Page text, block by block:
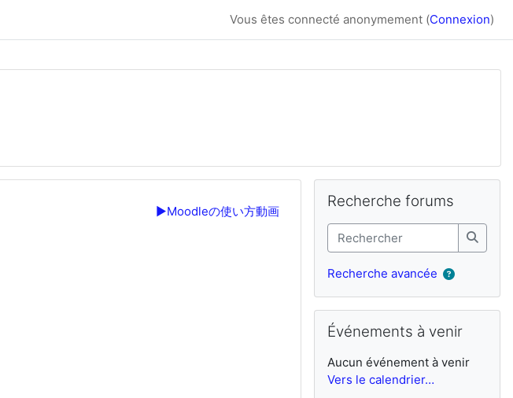
Vous êtes connecté anonymement (Connexion)
▶︎Moodleの使い方動画
Blocs
Recherche forums
Rechercher
Recherche avancée
Événements à venir
Aucun événement à venir
Vers le calendrier…